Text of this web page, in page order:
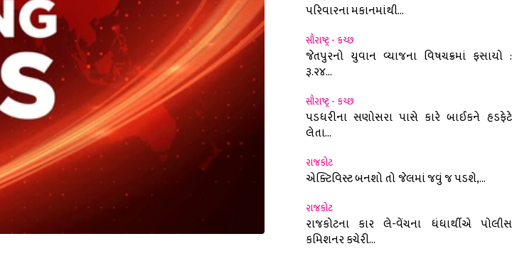
પરિવારના મકાનમાંથી...
સૌરાષ્ટ્ર - કચ્છ
જેતપુરનો યુવાન વ્યાજના વિષચક્રમાં ફસાયો :
રૂ.૨૪...
સૌરાષ્ટ્ર - કચ્છ
પડધરીના સણોસરા પાસે કારે બાઈકને હડફેટે
લેતા...
રાજકોટ
એક્ટિવિસ્ટ બનશો તો જેલમાં જવું જ પડશે,...
રાજકોટ
રાજકોટના કાર લે-વેંચના ધંધાર્થીએ પોલીસ
કમિશનર કચેરી...